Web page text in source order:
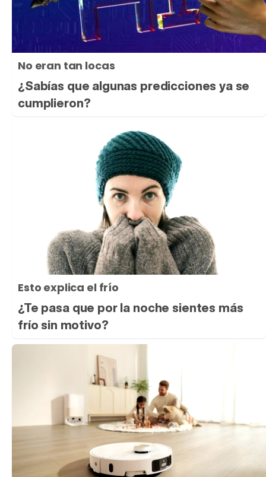
No eran tan locas
¿Sabías que algunas predicciones ya se
cumplieron?
Esto explica el frío
¿Te pasa que por la noche sientes más
frío sin motivo?